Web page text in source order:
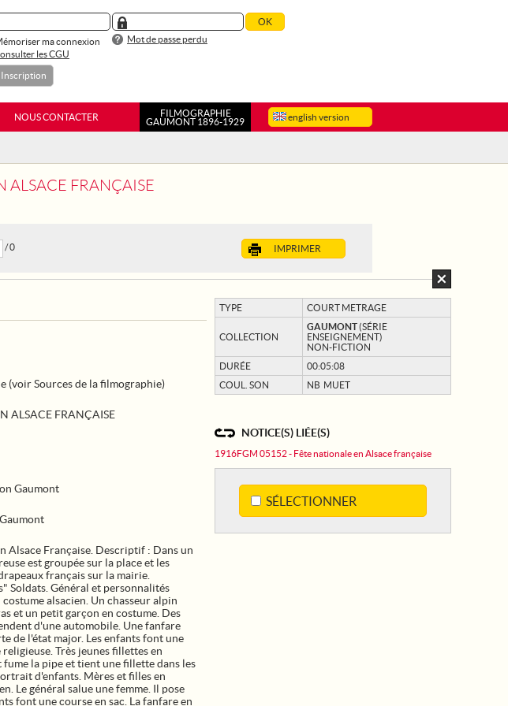
ma connexion
Mot de passe perdu
les CGU
Inscription
english version
NOUS CONTACTER
FILMOGRAPHIE
GAUMONT 1896-1929
FRANÇAISE
IMPRIMER
/ 0
TYPE COURT METRAGE
COLLECTION
GAUMONT(SÉRIE
ENSEIGNEMENT)
NON-FICTION
DURÉE
00:05:08
COUL. SON
NB MUET
NOTICE(S) LIÉE(S)
1916FGM 05152 - Fête nationale en Alsace française
SÉLECTIONNER
(voir Sources de la filmographie)
ALSACE FRANÇAISE
Gaumont
Alsace Française. Descriptif : Dans un
est groupée sur la place et les
français sur la mairie.
Soldats. Général et personnalités
alsacien. Un chasseur alpin
et un petit garçon en costume. Des
d'une automobile. Une fanfare
de l'état major. Les enfants font une
Très jeunes fillettes en
fume la pipe et tient une fillette dans les
d'enfants. Mères et filles en
Le général salue une femme. Il pose
font une course en sac. La fanfare en